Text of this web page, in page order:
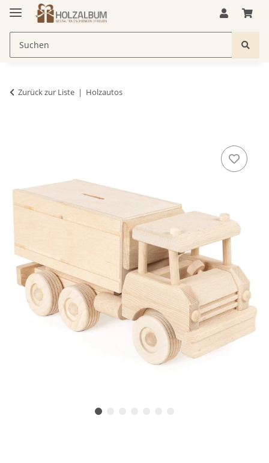
Zurück zur Liste Holzautos